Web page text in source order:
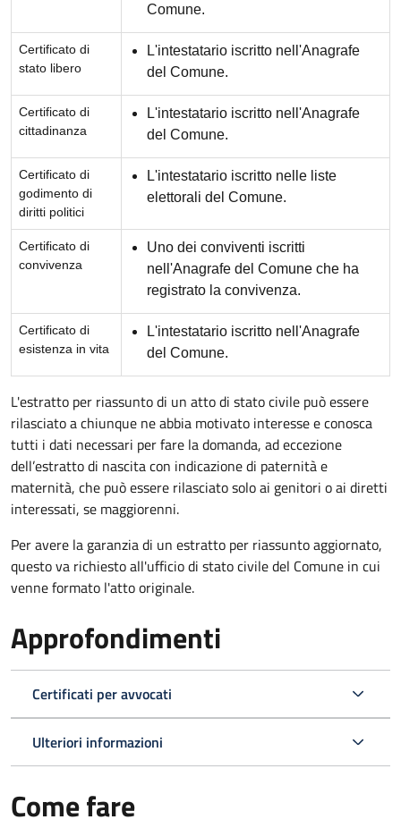
Comune.
Certificato di
stato libero
L'intestatario iscritto nell'Anagrafe
del Comune.
Certificato di
cittadinanza
L'intestatario iscritto nell'Anagrafe
del Comune.
Certificato di
godimento di
diritti politici
L'intestatario iscritto nelle liste
elettorali del Comune.
Certificato di
convivenza
Uno dei conviventi iscritti
nell'Anagrafe del Comune che ha
registrato la convivenza.
Certificato di
esistenza in vita
L'intestatario iscritto nell'Anagrafe
del Comune.
L'estratto per riassunto di un atto di stato civile può essere
rilasciato a chiunque ne abbia motivato interesse e conosca
tutti i dati necessari per fare la domanda, ad eccezione
dell’estratto di nascita con indicazione di paternità e
maternità, che può essere rilasciato solo ai genitori o ai diretti
interessati, se maggiorenni.
Per avere la garanzia di un estratto per riassunto aggiornato,
questo va richiesto all'ufficio di stato civile del Comune in cui
venne formato l'atto originale.
Approfondimenti
Certificati per avvocati
Ulteriori informazioni
Come fare